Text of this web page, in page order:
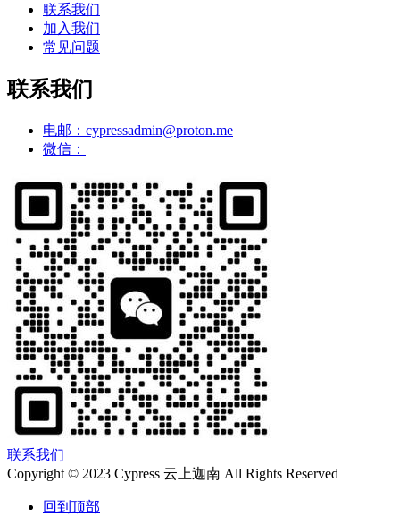
联系我们
加入我们
常见问题
联系我们
电邮：cypressadmin@proton.me
微信：
联系我们
Copyright © 2023 Cypress 云上迦南 All Rights Reserved
回到顶部